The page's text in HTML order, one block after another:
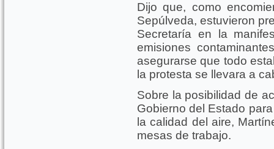
Dijo que, como
Sepúlveda, estuvieron
Secretaría en la
emisiones
asegurarse que todo
la protesta se llevara a
Sobre la posibilidad de
Gobierno del Estado
la calidad del aire,
mesas de trabajo.